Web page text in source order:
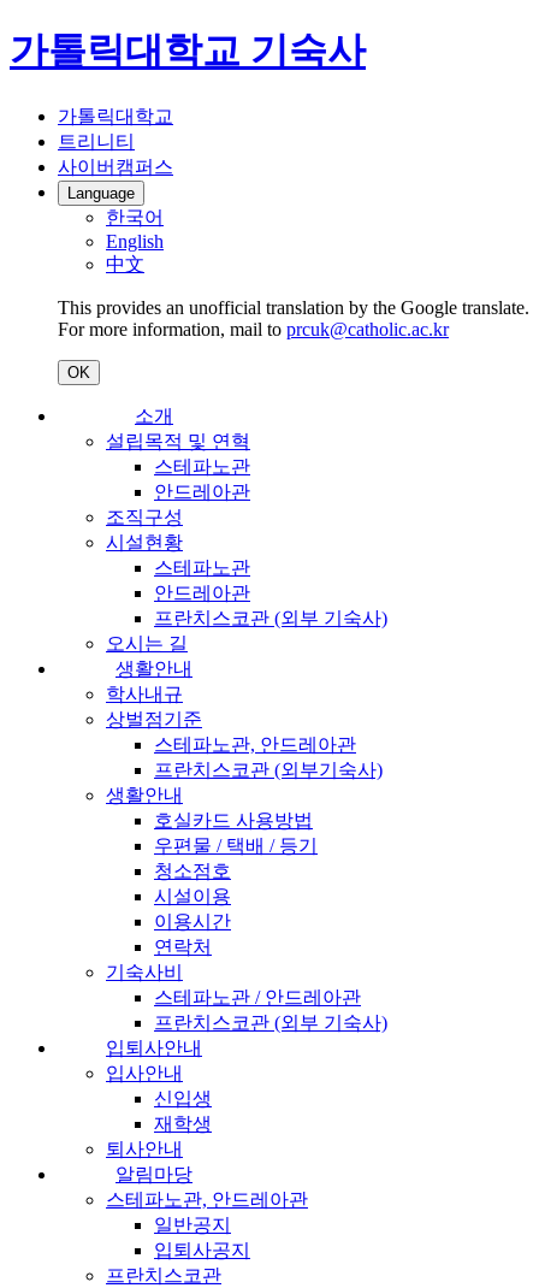
가톨릭대학교 기숙사
가톨릭대학교
트리니티
사이버캠퍼스
Language
한국어
English
中文
This provides an unofficial translation by the Google translate.
For more information, mail to prcuk@catholic.ac.kr
OK
소개
설립목적 및 연혁
스테파노관
안드레아관
조직구성
시설현황
스테파노관
안드레아관
프란치스코관 (외부 기숙사)
오시는 길
생활안내
학사내규
상벌점기준
스테파노관, 안드레아관
프란치스코관 (외부기숙사)
생활안내
호실카드 사용방법
우편물 / 택배 / 등기
청소점호
시설이용
이용시간
연락처
기숙사비
스테파노관 / 안드레아관
프란치스코관 (외부 기숙사)
입퇴사안내
입사안내
신입생
재학생
퇴사안내
알림마당
스테파노관, 안드레아관
일반공지
입퇴사공지
프란치스코관